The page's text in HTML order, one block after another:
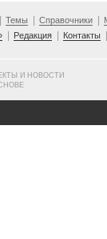
Темы Справочники
Редакция Контакты
И НОВОСТИ